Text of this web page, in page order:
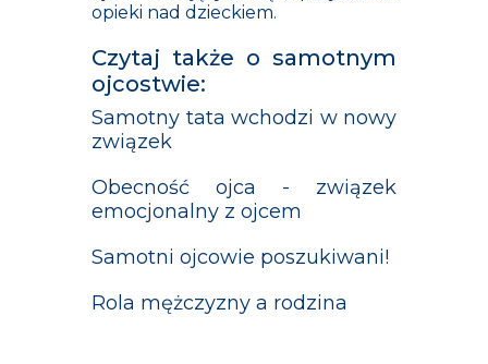
opieki nad dzieckiem.
Czytaj także o samotnym
ojcostwie:
Samotny tata wchodzi w nowy
związek
Obecność ojca - związek
emocjonalny z ojcem
Samotni ojcowie poszukiwani!
Rola mężczyzny a rodzina